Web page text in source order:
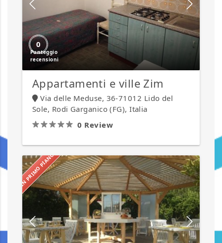
0
Appartamenti e ville Zim
Via delle Meduse, 36-71012 Lido del
Sole, Rodi Garganico (FG), Italia
0 Review
IN PRIMO PIANO
Agricampeggio
Fontanelle